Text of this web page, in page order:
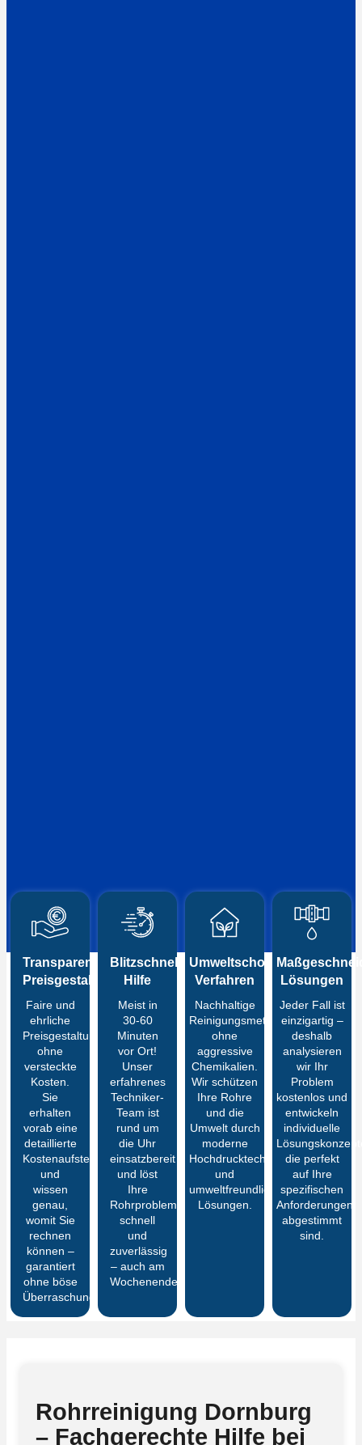
Transparente
Preisgestaltung
Faire und
ehrliche
Preisgestaltung
ohne
versteckte
Kosten.
Sie
erhalten
vorab eine
detaillierte
Kostenaufstellung
und
wissen
genau,
womit Sie
rechnen
können –
garantiert
ohne böse
Überraschungen
Blitzschnelle
Hilfe
Meist in
30-60
Minuten
vor Ort!
Unser
erfahrenes
Techniker-
Team ist
rund um
die Uhr
einsatzbereit
und löst
Ihre
Rohrprobleme
schnell
und
zuverlässig
– auch am
Wochenende.
Umweltschonende
Verfahren
Nachhaltige
Reinigungsmethoden
ohne
aggressive
Chemikalien.
Wir schützen
Ihre Rohre
und die
Umwelt durch
moderne
Hochdrucktechnik
und
umweltfreundliche
Lösungen.
Lösungen
Jeder Fall ist
einzigartig –
deshalb
analysieren
wir Ihr
Problem
kostenlos und
entwickeln
individuelle
die perfekt
auf Ihre
spezifischen
Anforderungen
abgestimmt
sind.
Rohrreinigung Dornburg
– Fachgerechte Hilfe bei